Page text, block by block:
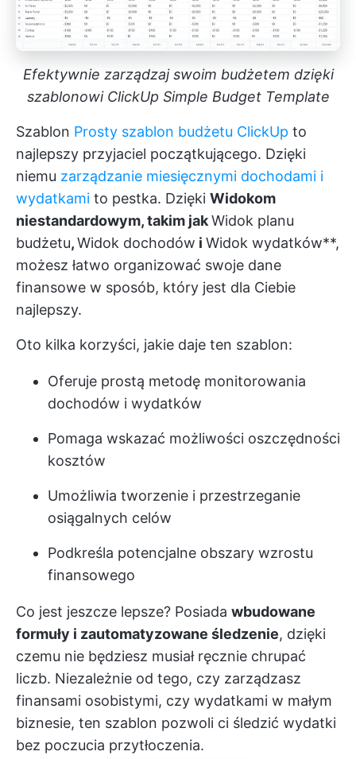
Efektywnie zarządzaj swoim budżetem dzięki
szablonowi ClickUp Simple Budget Template
Szablon Prosty szablon budżetu ClickUp to
najlepszy przyjaciel początkującego. Dzięki
niemu zarządzanie miesięcznymi dochodami i
wydatkami to pestka. Dzięki Widokom
niestandardowym, takim jakWidok planu
budżetu,Widok dochodów i Widok wydatków**,
możesz łatwo organizować swoje dane
finansowe w sposób, który jest dla Ciebie
najlepszy.
Oto kilka korzyści, jakie daje ten szablon:
Oferuje prostą metodę monitorowania
dochodów i wydatków
Pomaga wskazać możliwości oszczędności
kosztów
Umożliwia tworzenie i przestrzeganie
osiągalnych celów
Podkreśla potencjalne obszary wzrostu
finansowego
Co jest jeszcze lepsze? Posiada wbudowane
formuły i zautomatyzowane śledzenie, dzięki
czemu nie będziesz musiał ręcznie chrupać
liczb. Niezależnie od tego, czy zarządzasz
finansami osobistymi, czy wydatkami w małym
biznesie, ten szablon pozwoli ci śledzić wydatki
bez poczucia przytłoczenia.